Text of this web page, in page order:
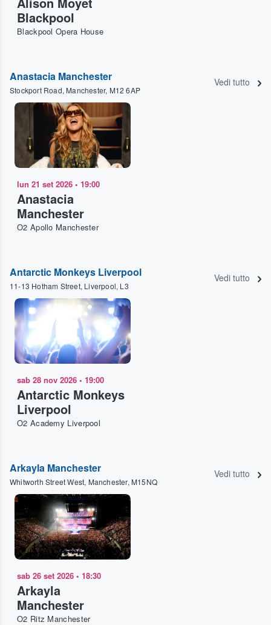
Blackpool
Blackpool Opera House
Anastacia Manchester
Stockport Road, Manchester, M12 6AP
Vedi tutto
lun 21 set 2026 • 19:00
Anastacia
Manchester
O2 Apollo Manchester
Antarctic Monkeys Liverpool
11-13 Hotham Street, Liverpool, L3
Vedi tutto
sab 28 nov 2026 • 19:00
Antarctic Monkeys
Liverpool
O2 Academy Liverpool
Arkayla Manchester
Whitworth Street West, Manchester, M15NQ
Vedi tutto
sab 26 set 2026 • 18:30
Arkayla
Manchester
O2 Ritz Manchester